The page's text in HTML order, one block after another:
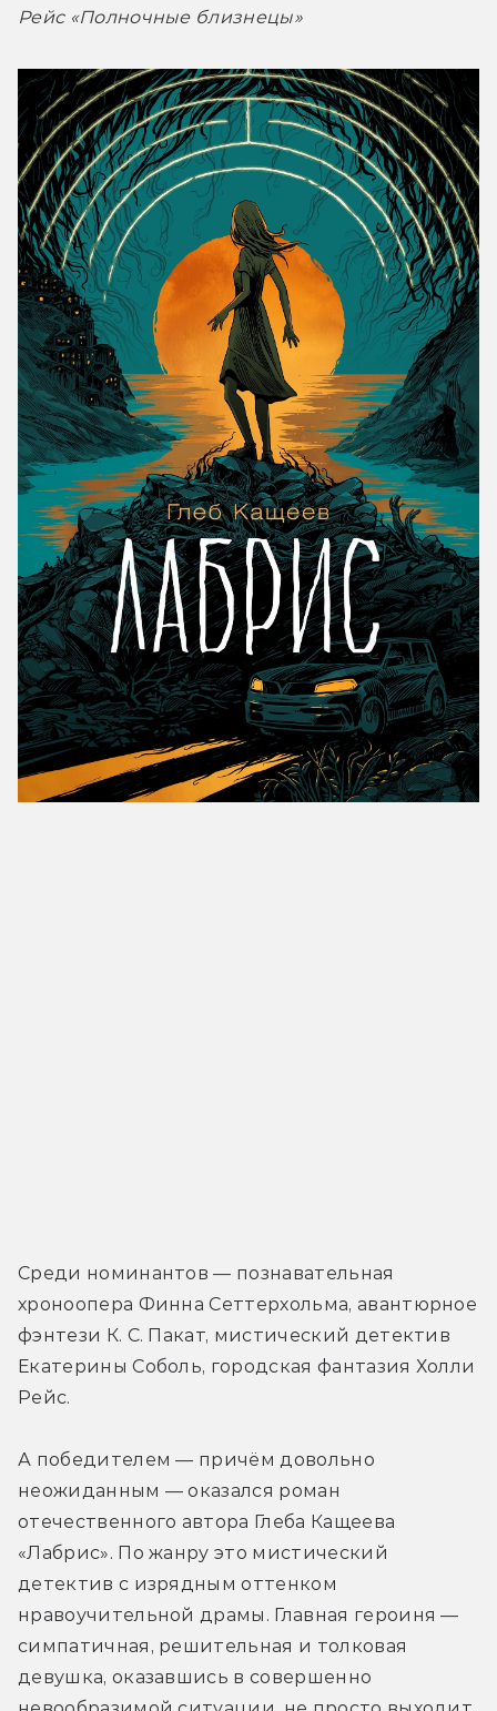
Рейс «Полночные близнецы»
Среди номинантов — познавательная
хроноопера Финна Сеттерхольма, авантюрное
фэнтези К. С. Пакат, мистический детектив
Екатерины Соболь, городская фантазия Холли
Рейс.
А победителем — причём довольно
неожиданным — оказался роман
отечественного автора Глеба Кащеева
«Лабрис». По жанру это мистический
детектив с изрядным оттенком
нравоучительной драмы. Главная героиня —
симпатичная, решительная и толковая
девушка, оказавшись в совершенно